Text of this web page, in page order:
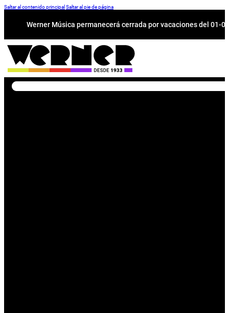
Saltar al contenido principal Saltar al pie de página
Werner Música permanecerá cerrada por vacaciones del 01-
Buscar